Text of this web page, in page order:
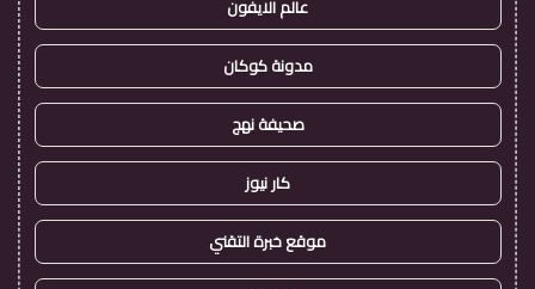
عالم الايفون
مدونة كوكان
صحيفة نهج
كار نيوز
موقع خبرة التقني